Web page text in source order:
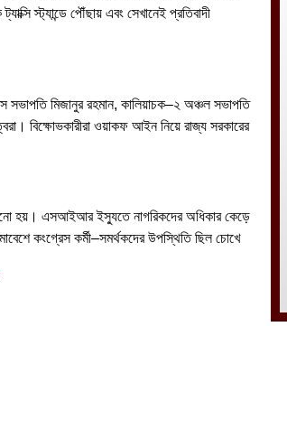
স্ট্যান্ডে পৌঁছায় এবং সেখানেই প্রতিবাদী
সভাপতি মিজানুর রহমান, কালিয়াচক–২ অঞ্চল সভাপতি
বিক্ষোভকারীরা ওয়াকফ আইন নিয়ে রাজ্য সরকারের
হয়। এসআইআর ইস্যুতে নাগরিকদের অধিকার কেড়ে
কংগ্রেস কর্মী–সমর্থকদের উপস্থিতি ছিল চোখে